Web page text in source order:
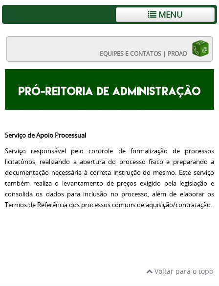
MENU
EQUIPES E CONTATOS | PROAD
Serviço de Apoio Processual
Serviço responsável pelo controle de formalização de processos
licitatórios, realizando a abertura do processo físico e preparando a
documentação necessária à correta instrução do mesmo. Este serviço
também realiza o levantamento de preços exigido pela legislação e
consolida os dados para inclusão no processo, além de elaborar os
Termos de Referência dos processos comuns de aquisição/contratação.
Voltar para o topo